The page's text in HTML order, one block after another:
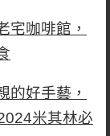
宅咖啡館，
的好手藝，
米其林必